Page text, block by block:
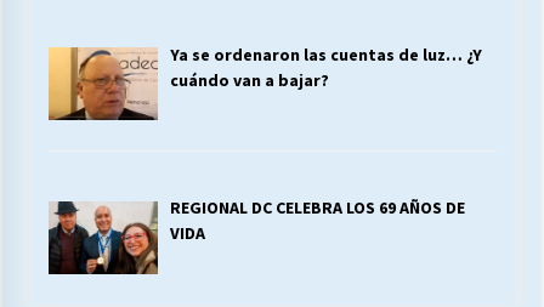
Ya se ordenaron las cuentas de luz… ¿Y
cuándo van a bajar?
REGIONAL DC CELEBRA LOS 69 AÑOS DE
VIDA